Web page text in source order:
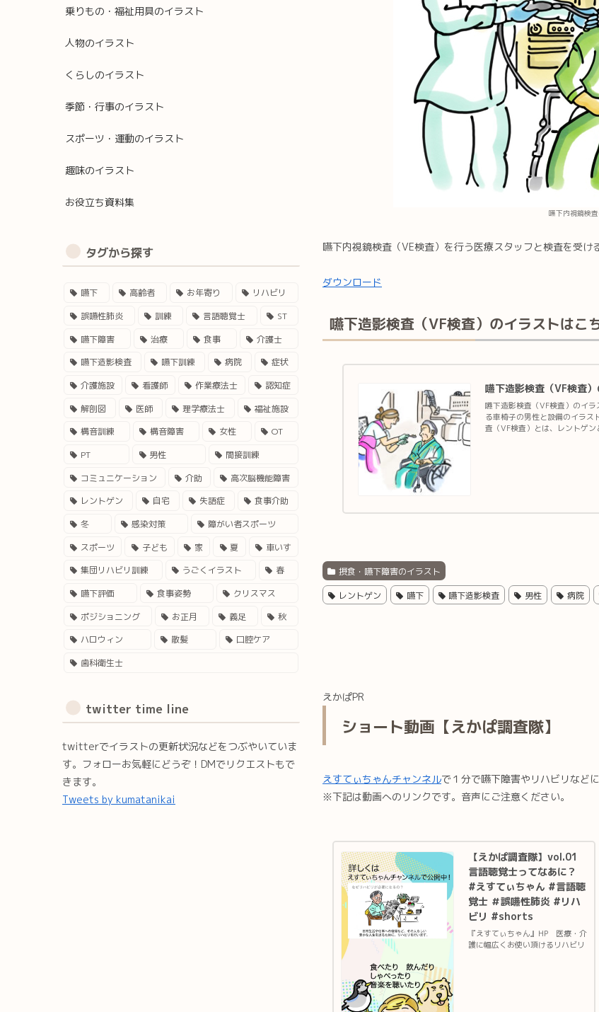
嚥下内視鏡検
嚥下内視鏡検査（VE検査）を行う医療スタッフと検査を受け
ダウンロード
嚥下造影検査（VF検査）のイラストはこ
嚥下造影検査（VF検査
嚥下造影検査（VF検査）のイ
る車椅子の男性と設備のイラス
査（VF検査）とは、レントゲ
摂食・嚥下障害のイラスト
レントゲン 嚥下 嚥下造影検査 男性 病院
えかぱPR
ショート動画【えかぱ調査隊】
えすてぃちゃんチャンネルで１分で嚥下障害やリハビリなど
※下記は動画へのリンクです。音声にご注意ください。
【えかぱ調査隊】vol.01
言語聴覚士ってなあに？
#えすてぃちゃん #言語聴
覚士 ＃誤嚥性肺炎 #リハ
ビリ #shorts
『えすてぃちゃん』HP 医療・介
護に幅広くお使い頂けるリハビリ
乗りもの・福祉用具のイラスト
人物のイラスト
くらしのイラスト
季節・行事のイラスト
スポーツ・運動のイラスト
趣味のイラスト
お役立ち資料集
タグから探す
嚥下 高齢者 お年寄り
リハビリ
誤嚥性肺炎
訓練 言語聴覚士
ST
嚥下障害
治療 食事
介護士
嚥下造影検査
嚥下訓練 病院
症状
介護施設
看護師 作業療法士
認知症
解剖図
医師 理学療法士
福祉施設
構音訓練
構音障害 女性
OT
PT
男性
間接訓練
コミュニケーション
介助
高次脳機能障害
レントゲン
自宅 失語症
食事介助
冬
感染対策
障がい者スポーツ
スポーツ
子ども 家 夏
車いす
集団リハビリ訓練
うごくイラスト
春
嚥下評価
食事姿勢
クリスマス
ポジショニング
お正月 義足
秋
ハロウィン
散髪
口腔ケア
歯科衛生士
twitter time line
twitterでイラストの更新状況などをつぶやいていま
す。フォローお気軽にどうぞ！DMでリクエストもで
きます。
Tweets by kumatanikai